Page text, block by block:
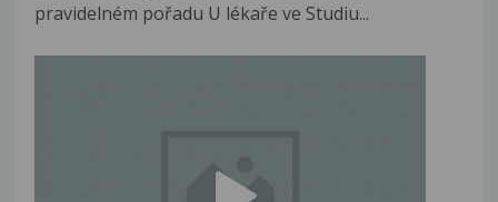
pravidelném pořadu U lékaře ve Studiu...